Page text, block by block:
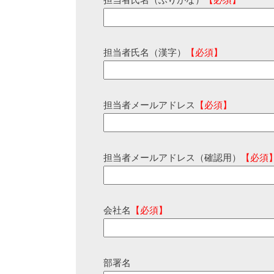
担当者氏名（漢字） 【必須】
担当者メールアドレス 【必須】
担当者メールアドレス（確認用） 【必須
会社名 【必須】
部署名